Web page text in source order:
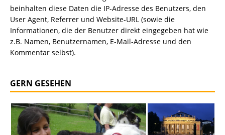
beinhalten diese Daten die IP-Adresse des Benutzers, den
User Agent, Referrer und Website-URL (sowie die
Informationen, die der Benutzer direkt eingegeben hat wie
z.B. Namen, Benutzernamen, E-Mail-Adresse und den
Kommentar selbst).
GERN GESEHEN